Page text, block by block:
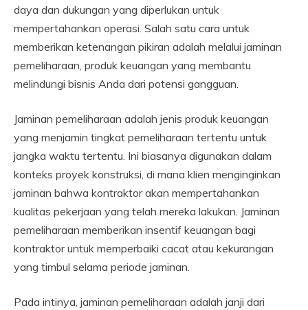
daya dan dukungan yang diperlukan untuk
mempertahankan operasi. Salah satu cara untuk
memberikan ketenangan pikiran adalah melalui jaminan
pemeliharaan, produk keuangan yang membantu
melindungi bisnis Anda dari potensi gangguan.
Jaminan pemeliharaan adalah jenis produk keuangan
yang menjamin tingkat pemeliharaan tertentu untuk
jangka waktu tertentu. Ini biasanya digunakan dalam
konteks proyek konstruksi, di mana klien menginginkan
jaminan bahwa kontraktor akan mempertahankan
kualitas pekerjaan yang telah mereka lakukan. Jaminan
pemeliharaan memberikan insentif keuangan bagi
kontraktor untuk memperbaiki cacat atau kekurangan
yang timbul selama periode jaminan.
Pada intinya, jaminan pemeliharaan adalah janji dari